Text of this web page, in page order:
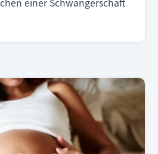
einer Schwangerschaft